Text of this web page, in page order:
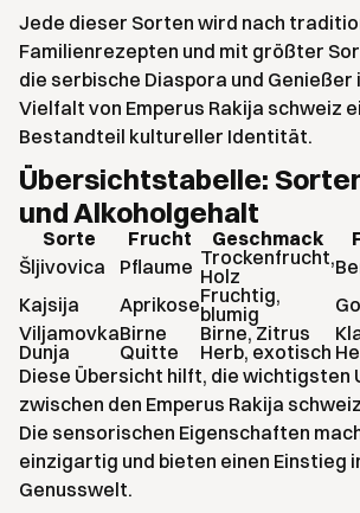
Jede dieser Sorten wird nach
Familienrezepten und mit größter
die serbische Diaspora und
Vielfalt von Emperus Rakija schweiz
Bestandteil kultureller Identität.
Übersichtstabelle:
und Alkoholgehalt
Sorte Frucht Geschmack
Šljivovica
Pflaume Trockenfrucht,
Holz
Kajsija
AprikoseFruchtig,
blumig
ViljamovkaBirne Birne, Zitrus
Dunja
Quitte Herb, exotisch
Diese Übersicht hilft, die wichtigsten
zwischen den Emperus Rakija
Die sensorischen Eigenschaften
einzigartig und bieten einen Einstieg
Genusswelt.